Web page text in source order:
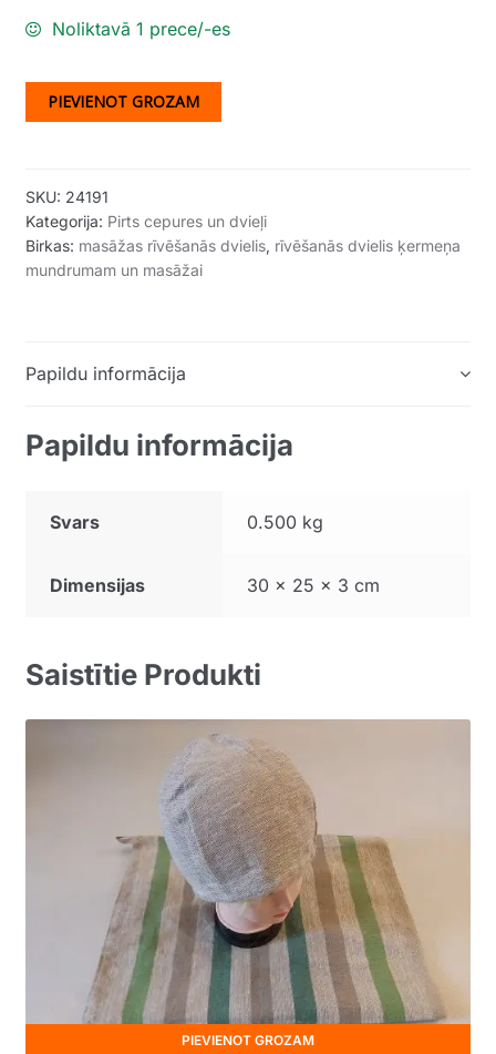
Noliktavā 1 prece/-es
PIEVIENOT GROZAM
SKU: 24191
Kategorija: Pirts cepures un dvieļi
Birkas: masāžas rīvēšanās dvielis, rīvēšanās dvielis ķermeņa
mundrumam un masāžai
Papildu informācija
Papildu informācija
Svars 0.500 kg
Dimensijas 30 × 25 × 3 cm
Saistītie Produkti
PIEVIENOT GROZAM